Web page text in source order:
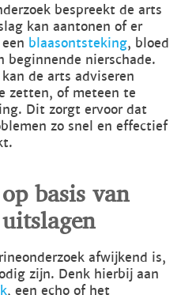
bespreekt de arts
kan aantonen of er
blaasontsteking, bloed
beginnende nierschade.
de arts adviseren
zetten, of meteen te
Dit zorgt ervoor dat
zo snel en effectief
basis van
afwijkend is,
zijn. Denk hierbij aan
, een echo of het